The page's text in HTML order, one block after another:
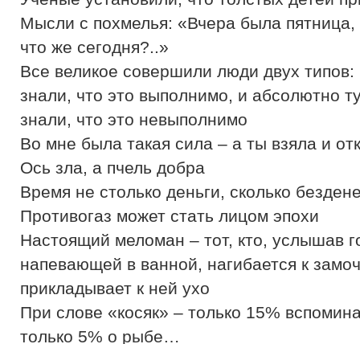
Мысли с похмелья: «Вчера была
что же сегодня?..»
Все великое совершили люди двух
знали, что это выполнимо, и абсолютно
знали, что это невыполнимо
Во мне была такая сила – а ты взяла и
Ось зла, а пчель добра
Время не столько деньги, сколько
Противогаз может стать лицом эпохи
Настоящий меломан – тот, кто, услышав
напевающей в ванной, нагибается к
прикладывает к ней ухо
При слове «косяк» – только 15%
только 5% о рыбе…